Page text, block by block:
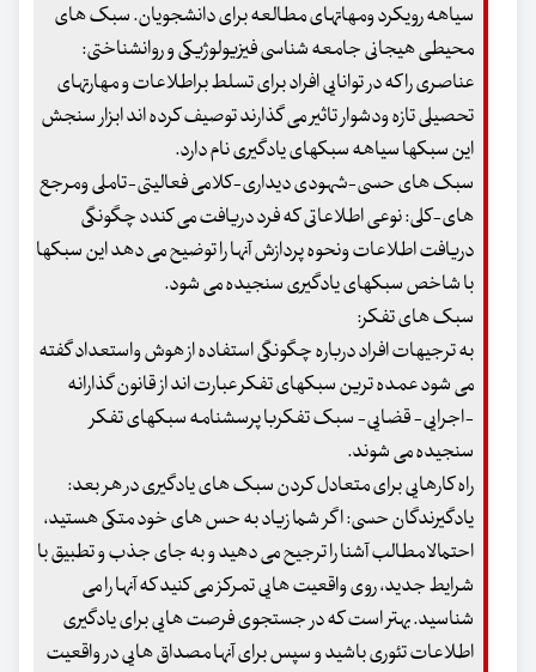
سیاهه رویکرد ومهاتهای مطالعه برای دانشجویان. سبک های
محیطی هیجانی جامعه شناسی فیزیولوژیکی و روانشناختی:
عناصری را که در توانایی افراد برای تسلط براطلاعات و مهارتهای
تحصیلی تازه ودشوار تاثیر می گذارند توصیف کرده اند ابزار سنجش
این سبکها سیاهه سبکهای یادگیری نام دارد.
سبک های حسی-شهودی دیداری-کلامی فعالیتی-تاملی ومرجع
های-کلی: نوعی اطلاعاتی که فرد دریافت می کندد چگونگی
دریافت اطلاعات ونحوه پردازش آنها را توضیح می دهد این سبکها
با شاخص سبکهای یادگیری سنجیده می شود.
سبک های تفکر:
به ترجیهات افراد درباره چگونگی استفاده از هوش واستعداد گفته
می شود عمده ترین سبکهای تفکر عبارت اند از قانون گذارانه
-اجرایی- قضایی- سبک تفکربا پرسشنامه سبکهای تفکر
سنجیده می شوند.
راه کارهایی برای متعادل کردن سبک های یادگیری در هر بعد:
یادگیرندگان حسی: اگر شما زیاد به حس های خود متکی هستید،
احتمالا مطالب آشنا را ترجیح می دهید و به جای جذب و تطبیق با
شرایط جدید، روی واقعیت هایی تمرکز می کنید که آنها را می
شناسید. بهتر است که در جستجوی فرصت هایی برای یادگیری
اطلاعات تئوری باشید و سپس برای آنها مصداق هایی در واقعیت